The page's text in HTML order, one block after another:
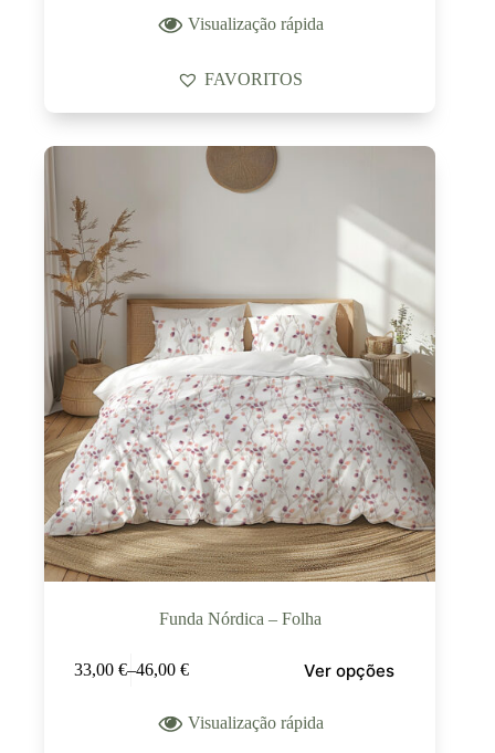
Visualização rápida
FAVORITOS
Funda Nórdica – Folha
33,00 €–46,00 € Ver opções
Visualização rápida